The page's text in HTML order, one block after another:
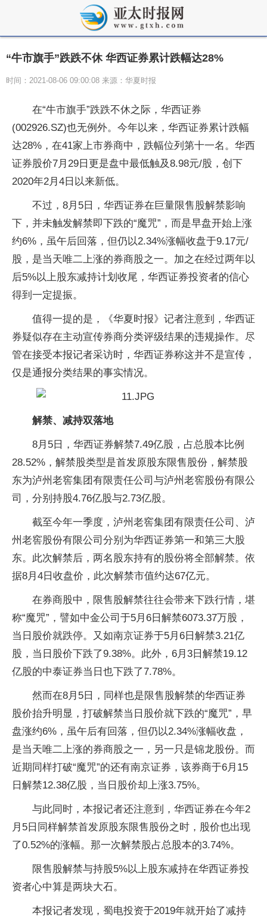
“牛市旗手”跌跌不休 华西证券累计跌幅达28%
时间：2021-08-06 09:00:08 来源：华夏时报
在“牛市旗手”跌跌不休之际，华西证券
(002926.SZ)也无例外。今年以来，华西证券累计跌幅
达28%，在41家上市券商中，跌幅位列第十一名。华西
证券股价7月29日更是盘中最低触及8.98元/股，创下
2020年2月4日以来新低。
不过，8月5日，华西证券在巨量限售股解禁影响
下，并未触发解禁即下跌的“魔咒”，而是早盘开始上涨
约6%，虽午后回落，但仍以2.34%涨幅收盘于9.17元/
股，是当天唯二上涨的券商股之一。加之在经过两年以
后5%以上股东减持计划收尾，华西证券投资者的信心
得到一定提振。
值得一提的是，《华夏时报》记者注意到，华西证
券疑似存在主动宣传券商分类评级结果的违规操作。尽
管在接受本报记者采访时，华西证券称这并不是宣传，
仅是通报分类结果的事实情况。
解禁、减持双落地
8月5日，华西证券解禁7.49亿股，占总股本比例
28.52%，解禁股类型是首发原股东限售股份，解禁股
东为泸州老窖集团有限责任公司与泸州老窖股份有限公
司，分别持股4.76亿股与2.73亿股。
截至今年一季度，泸州老窖集团有限责任公司、泸
州老窖股份有限公司分别为华西证券第一和第三大股
东。此次解禁后，两名股东持有的股份将全部解禁。依
据8月4日收盘价，此次解禁市值约达67亿元。
在券商股中，限售股解禁往往会带来下跌行情，堪
称“魔咒”，譬如中金公司于5月6日解禁6073.37万股，
当日股价就跌停。又如南京证券于5月6日解禁3.21亿
股，当日股价下跌了9.38%。此外，6月3日解禁19.12
亿股的中泰证券当日也下跌了7.78%。
然而在8月5日，同样也是限售股解禁的华西证券
股价抬升明显，打破解禁当日股价就下跌的“魔咒”，早
盘涨约6%，虽午后有回落，但仍以2.34%涨幅收盘，
是当天唯二上涨的券商股之一，另一只是锦龙股份。而
近期同样打破“魔咒”的还有南京证券，该券商于6月15
日解禁12.38亿股，当日股价却上涨3.75%。
与此同时，本报记者还注意到，华西证券在今年2
月5日同样解禁首发原股东限售股份之时，股价也出现
了0.52%的涨幅。那一次解禁股占总股本的3.74%。
限售股解禁与持股5%以上股东减持在华西证券投
资者心中算是两块大石。
本报记者发现，蜀电投资于2019年就开始了减持